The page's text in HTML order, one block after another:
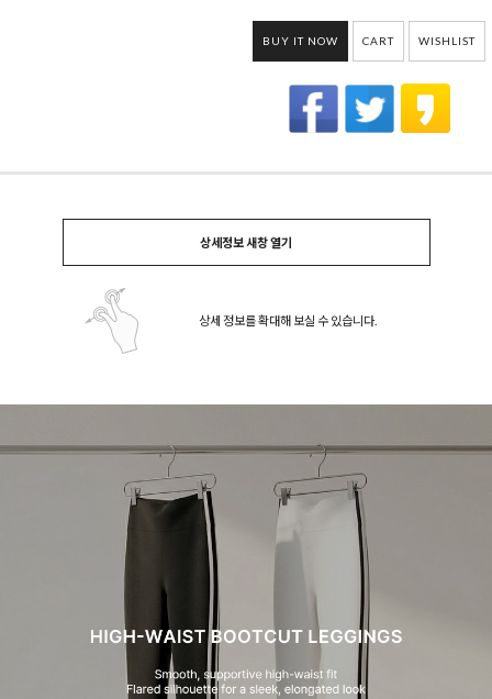
BUY IT NOW CART WISHLIST
상세정보 새창 열기
상세 정보를 확대해 보실 수 있습니다.